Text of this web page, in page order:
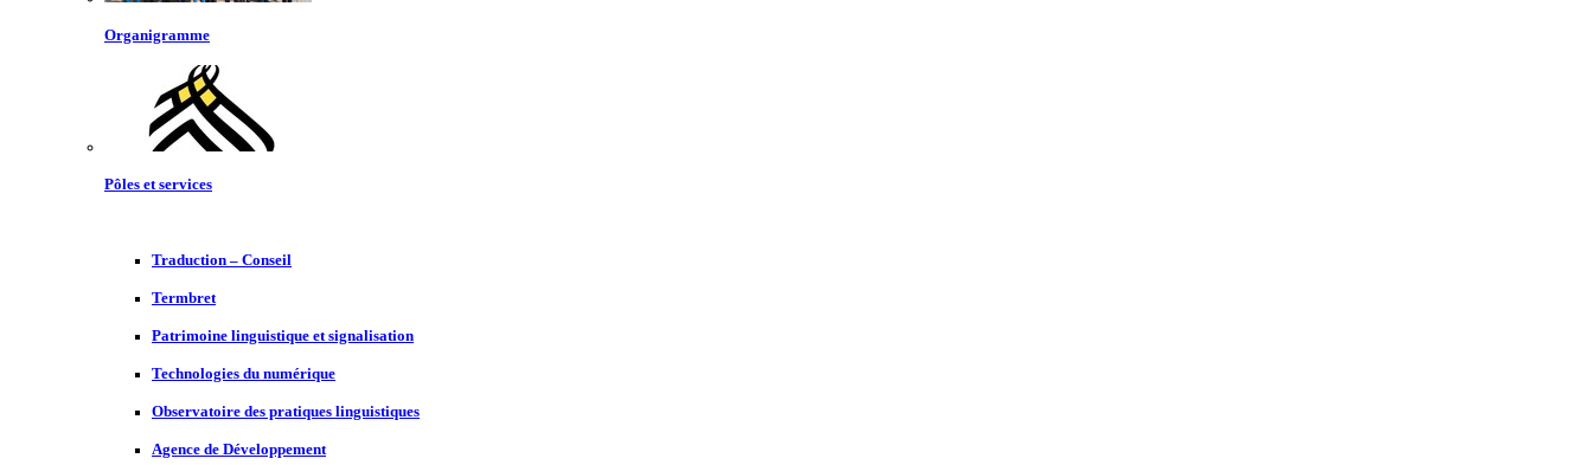
Organigramme
Pôles et services
Traduction – Conseil
Termbret
Patrimoine linguistique et signalisation
Technologies du numérique
Observatoire des pratiques linguistiques
Agence de Développement